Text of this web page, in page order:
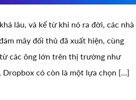
lâu, và kể từ khi nó ra đời, các nhà
mây đối thủ đã xuất hiện, cùng
các ông lớn trên thị trường như
Dropbox có còn là một lựa chọn […]